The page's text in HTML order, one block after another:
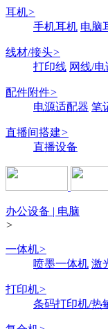
耳机>
手机耳机 电脑
线材/接头>
打印线 网线/
配件附件>
电源适配器 笔
直播间搭建>
直播设备
办公设备 | 电脑
>
一体机>
喷墨一体机 激
打印机>
条码打印机/热